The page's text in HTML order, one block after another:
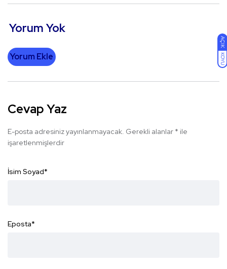
AÇIK
KOYU
Yorum Yok
Yorum Ekle
Cevap Yaz
E-posta adresiniz yayınlanmayacak. Gerekli alanlar * ile
işaretlenmişlerdir
İsim Soyad*
Eposta*